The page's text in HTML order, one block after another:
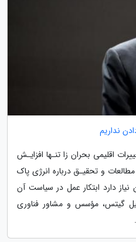
نداریم
اقلیمی بحران زا تنـها افزایـش
و تحقیـق درباره انرژی پاک
دارد ابتکار عمل در سیاست آن
گیتس، مؤسس و مشاور فناوری